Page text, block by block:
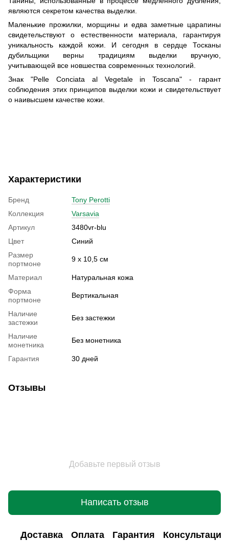
являются секретом качества выделки.
Маленькие прожилки, морщины и едва заметные царапины
свидетельствуют о естественности материала, гарантируя
уникальность каждой кожи. И сегодня в сердце Тосканы
дубильщики верны традициям выделки вручную,
учитывающей все новшества современных технологий.
Знак "Pelle Conciata al Vegetale in Toscana" - гарант
соблюдения этих принципов выделки кожи и свидетельствует
о наивысшем качестве кожи.
Характеристики
Бренд
Tony Perotti
Коллекция
Varsavia
Артикул
3480vr-blu
Цвет
Синий
Размер
портмоне
9 х 10,5 см
Материал
Натуральная кожа
Форма
портмоне
Вертикальная
Наличие
застежки
Без застежки
Наличие
монетника
Без монетника
Гарантия 30 дней
Отзывы
Добавьте первый отзыв
Написать отзыв
Доставка Оплата Гарантия Консультация